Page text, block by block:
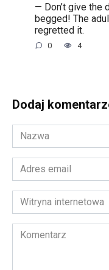
— Don’t give the
begged! The
regretted it.
0 4
Dodaj
Nazwa
*
Adres
email
*Witryna
internetowa
Komentarz